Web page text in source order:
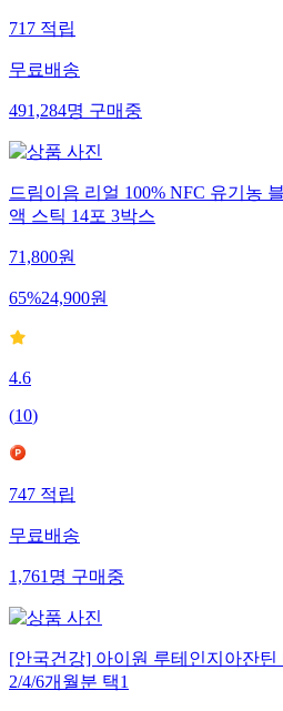
717적립
무료배송
491,284명구매중
드림이음 리얼 100% NFC 유기농
액 스틱 14포 3박스
71,800원
65%24,900원
4.6
(10)
747적립
무료배송
1,761명구매중
[안국건강] 아이원 루테인지아잔
2/4/6개월분 택1